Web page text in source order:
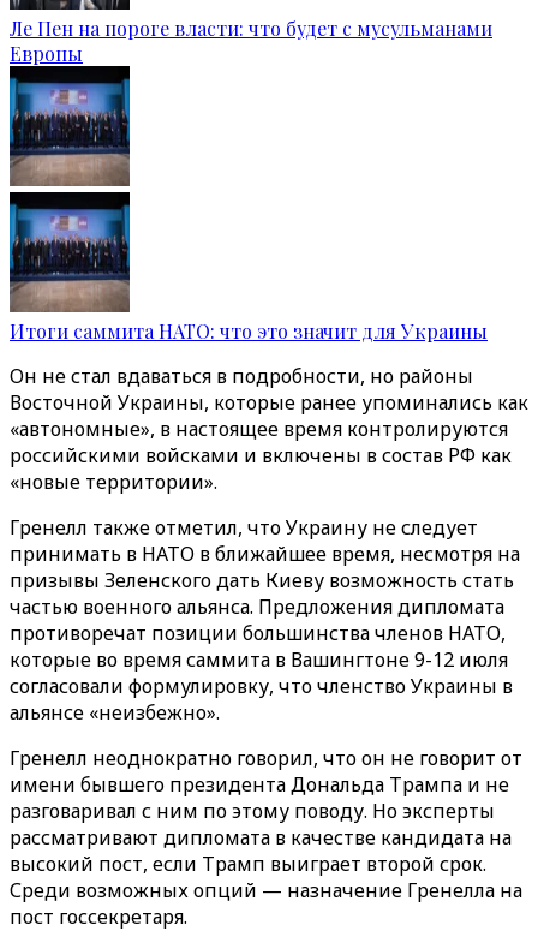
Ле Пен на пороге власти: что будет с мусульманами
Европы
Итоги саммита НАТО: что это значит для Украины
Он не стал вдаваться в подробности, но районы
Восточной Украины, которые ранее упоминались как
«автономные», в настоящее время контролируются
российскими войсками и включены в состав РФ как
«‎новые территории»‎.
Гренелл также отметил, что Украину не следует
принимать в НАТО в ближайшее время, несмотря на
призывы Зеленского дать Киеву возможность стать
частью военного альянса. Предложения дипломата
противоречат позиции большинства членов НАТО,
которые во время саммита в Вашингтоне 9-12 июля
согласовали формулировку, что членство Украины в
альянсе «‎неизбежно»‎.
Гренелл неоднократно говорил, что он не говорит от
имени бывшего президента Дональда Трампа и не
разговаривал с ним по этому поводу. Но эксперты
рассматривают дипломата в качестве кандидата на
высокий пост, если Трамп выиграет второй срок.
Среди возможных опций — назначение Гренелла на
пост госсекретаря.